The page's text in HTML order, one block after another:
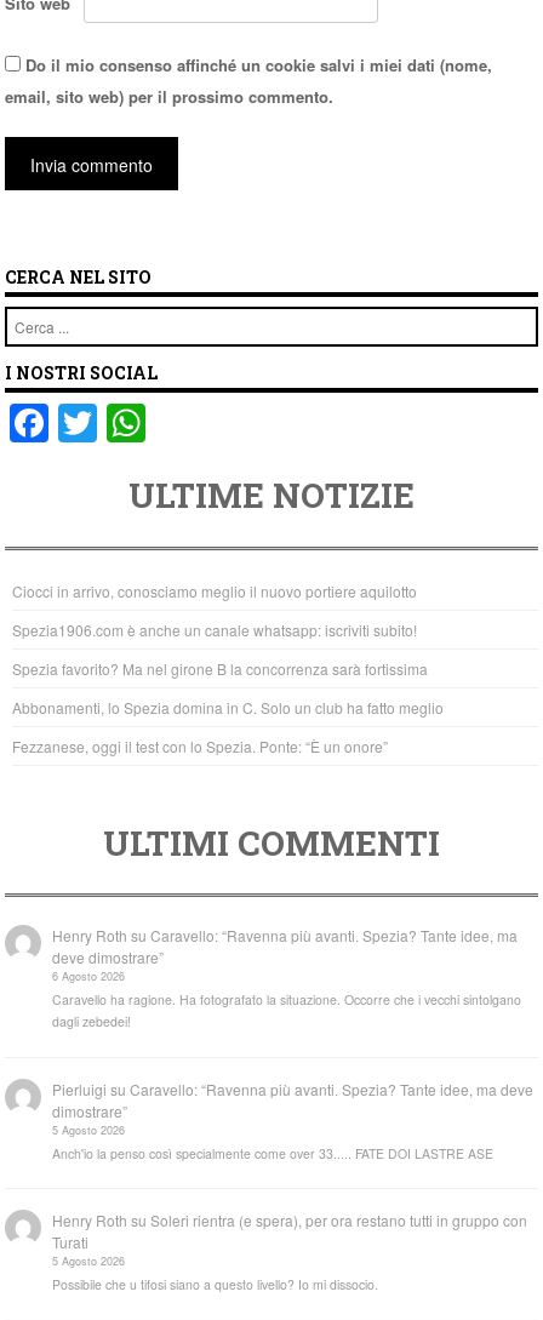
Do il mio consenso affinché un cookie salvi i miei dati (nome,
email, sito web) per il prossimo commento.
CERCA NEL SITO
Cerca
I NOSTRI SOCIAL
F
a
e
b
o
o
k
T
wi
er
at
s
A
p
p
ULTIME NOTIZIE
Ciocci in arrivo, conosciamo meglio il nuovo portiere aquilotto
Spezia1906.com è anche un canale whatsapp: iscriviti subito!
Spezia favorito? Ma nel girone B la concorrenza sarà fortissima
Abbonamenti, lo Spezia domina in C. Solo un club ha fatto meglio
Fezzanese, oggi il test con lo Spezia. Ponte: “È un onore”
ULTIMI COMMENTI
Henry Roth suCaravello: “Ravenna più avanti. Spezia? Tante idee, ma
deve dimostrare”
6 Agosto 2026
Caravello ha ragione. Ha fotografato la situazione. Occorre che i vecchi sintolgano
dagli zebedei!
Pierluigi suCaravello: “Ravenna più avanti. Spezia? Tante idee, ma deve
dimostrare”
5 Agosto 2026
Anch'io la penso così specialmente come over 33..... FATE DOI LASTRE ASE
Henry Roth suSoleri rientra (e spera), per ora restano tutti in gruppo con
Turati
5 Agosto 2026
Possibile che u tifosi siano a questo livello? Io mi dissocio.